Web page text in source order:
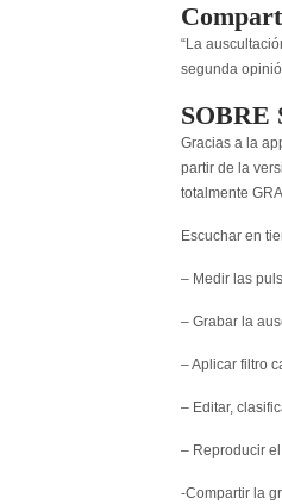
“La
segunda
SOBRE
Gracias a la
partir de la
totalmente
Escuchar en
– Medir las
– Grabar la
– Aplicar filtro
– Editar,
– Reproducir
-Compartir la